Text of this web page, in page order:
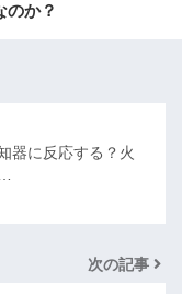
のか？
器に反応する？火
次の記事